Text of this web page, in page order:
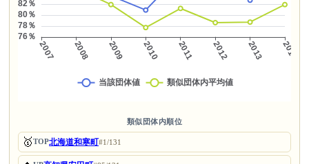
類似団体内順位
🥇TOP北海道和寒町#1/131